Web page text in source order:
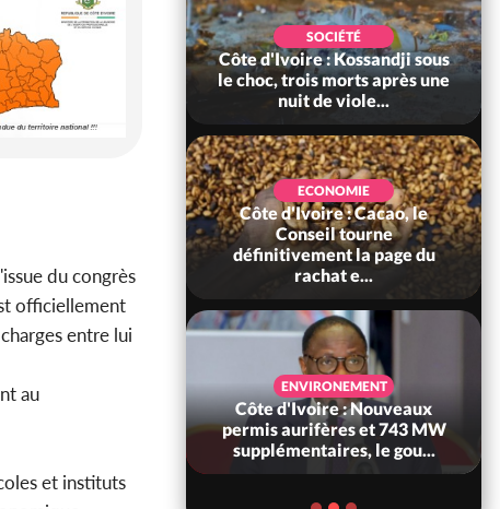
du congrès
officiellement
entre lui
au
et instituts
POLITIQUE
: Indépendance
coeur
la célébration...
valide six dé...
: Réforme
SOCIÉTÉ
Côte d'Ivoire : Kossandji sous
le choc, trois morts après une
nuit de viole...
ECONOMIE
Côte d'Ivoire : Cacao, le
Conseil tourne
définitivement la page du
rachat e...
ENVIRONEMENT
Côte d'Ivoire : Nouveaux
permis aurifères et 743 MW
supplémentaires, le gou...